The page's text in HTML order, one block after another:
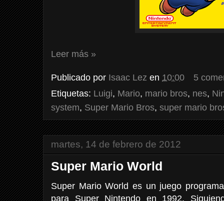
Leer más »
Publicado por Isaac Lez en 10:00
5
Etiquetas: Luigi, Mario, mario bros, nes,
system, Super Mario Bros, super mario
martes, 14 de febrero de 2012
Super Mario World
Super Mario World es un juego
para Super Nintendo en 1992.